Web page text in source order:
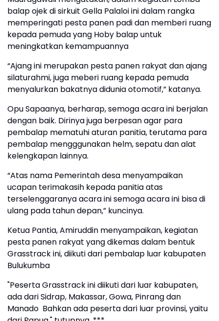
balap ojek di sirkuit Gella Palaloi ini dalam rangka
memperingati pesta panen padi dan memberi ruang
kepada pemuda yang Hoby balap untuk
meningkatkan kemampuannya
“Ajang ini merupakan pesta panen rakyat dan ajang
silaturahmi, juga meberi ruang kepada pemuda
menyalurkan bakatnya didunia otomotif,” katanya.
Opu Sapaanya, berharap, semoga acara ini berjalan
dengan baik. Dirinya juga berpesan agar para
pembalap mematuhi aturan panitia, terutama para
pembalap mengggunakan helm, sepatu dan alat
kelengkapan lainnya.
“Atas nama Pemerintah desa menyampaikan
ucapan terimakasih kepada panitia atas
terselenggaranya acara ini semoga acara ini bisa di
ulang pada tahun depan,” kuncinya.
Ketua Pantia, Amiruddin menyampaikan, kegiatan
pesta panen rakyat yang dikemas dalam bentuk
Grasstrack ini, diikuti dari pembalap luar kabupaten
Bulukumba
"Peserta Grasstrack ini diikuti dari luar kabupaten,
ada dari Sidrap, Makassar, Gowa, Pinrang dan
Manado Bahkan ada peserta dari luar provinsi, yaitu